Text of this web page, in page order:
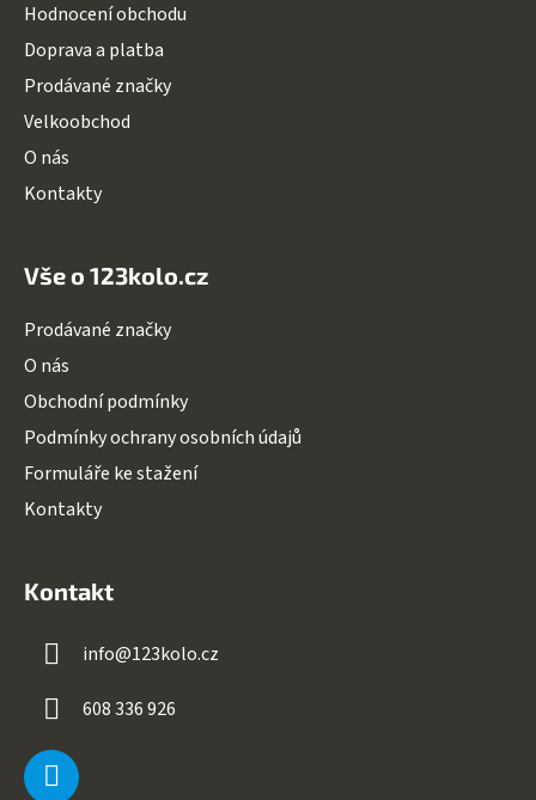
Hodnocení obchodu
Doprava a platba
Prodávané značky
Velkoobchod
O nás
Kontakty
Vše o 123kolo.cz
Prodávané značky
O nás
Obchodní podmínky
Podmínky ochrany osobních údajů
Formuláře ke stažení
Kontakty
Kontakt
info@123kolo.cz
608 336 926